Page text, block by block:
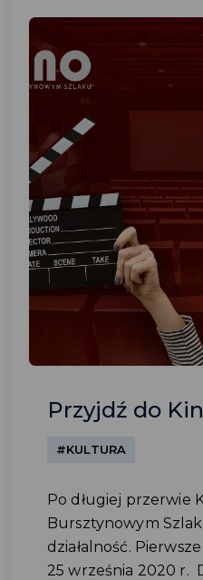
Przyjdź do
#KULTURA
Po długiej przerwie
Bursztynowym
działalność.
25 września 2020 r.